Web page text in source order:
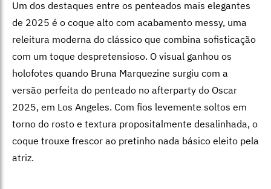
Um dos destaques entre os penteados mais elegantes
de 2025 é o coque alto com acabamento messy, uma
releitura moderna do clássico que combina sofisticação
com um toque despretensioso. O visual ganhou os
holofotes quando Bruna Marquezine surgiu com a
versão perfeita do penteado no afterparty do Oscar
2025, em Los Angeles. Com fios levemente soltos em
torno do rosto e textura propositalmente desalinhada, o
coque trouxe frescor ao pretinho nada básico eleito pela
atriz.